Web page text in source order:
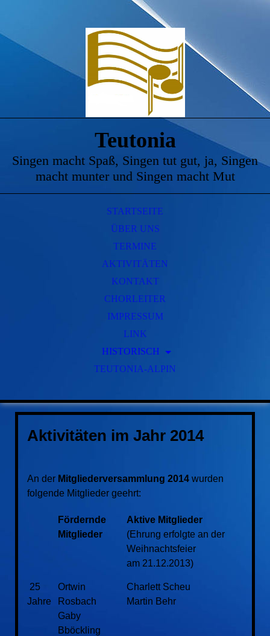
Teutonia
Singen macht Spaß, Singen tut gut, ja, Singen
macht munter und Singen macht Mut
STARTSEITE
ÜBER UNS
TERMINE
AKTIVITÄTEN
KONTAKT
CHORLEITER
IMPRESSUM
LINK
HISTORISCH
GESCHICHTE
FRÜHERE CHORLEITER
TEUTONIA-ALPIN
Aktivitäten im Jahr 2014
An der Mitgliederversammlung 2014wurden
folgende Mitglieder geehrt:
Fördernde
Mitglieder
Aktive Mitglieder
(Ehrung erfolgte an der
Weihnachtsfeier
am 21.12.2013)
25
Jahre
Ortwin
Rosbach
Gaby
Bböckling
Charlett Scheu
Martin Behr